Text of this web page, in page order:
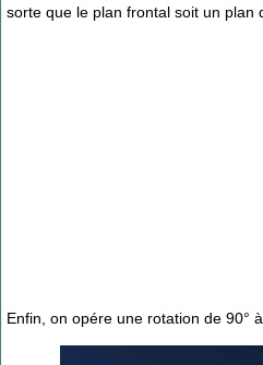
sorte que le plan frontal soit un plan
Enfin, on opére une rotation de 90°